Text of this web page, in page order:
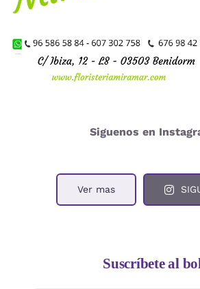
Siguenos en
Ver mas
Suscríbete al